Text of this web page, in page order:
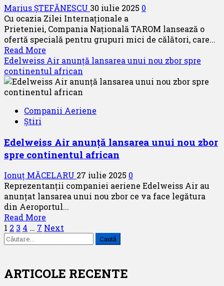
milioane
de
pasageri
către
dinspre
Craiova
Marius ȘTEFĂNESCU 30 iulie 2025 0
Cu ocazia Zilei Internaționale a
Prieteniei, Compania Națională TAROM lansează o
ofertă specială pentru grupuri mici de călători, care...
Read More
more
about
TAROM
sărbătorește
Internațională
cu
o
dedicată
mini-
grupurilor
Edelweiss Air anunță lansarea unui nou zbor spre
continentul african
Companii Aeriene
Știri
Edelweiss Air anunță lansarea unui nou zbor
spre continentul african
Ionuț MĂCELARU 27 iulie 2025 0
Reprezentanții companiei aeriene Edelweiss Air au
anunțat lansarea unui nou zbor ce va face legătura
din Aeroportul...
Read More
more
Edelweiss
anunță
lansarea
Paginație
articole
1 2 3 4 … 7 Next
Caută
după:
ARTICOLE RECENTE